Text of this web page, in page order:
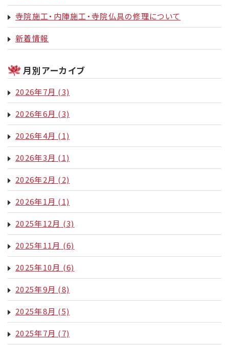
寺院施工・内陣施工・寺院仏具の修理について
新着情報
月別アーカイブ
2026年7月 (3)
2026年6月 (3)
2026年4月 (1)
2026年3月 (1)
2026年2月 (2)
2026年1月 (1)
2025年12月 (3)
2025年11月 (6)
2025年10月 (6)
2025年9月 (8)
2025年8月 (5)
2025年7月 (7)